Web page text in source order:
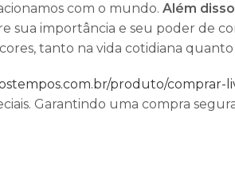
com o mundo. Além disso
sua importância e seu poder de
tanto na vida cotidiana
produto/
Garantindo uma compra